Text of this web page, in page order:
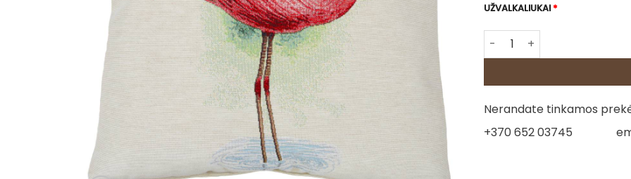
UŽVALKALIUKAI*
produkto kiekis: Gobeleno
Nerandate tinkamos
+370 652 03745